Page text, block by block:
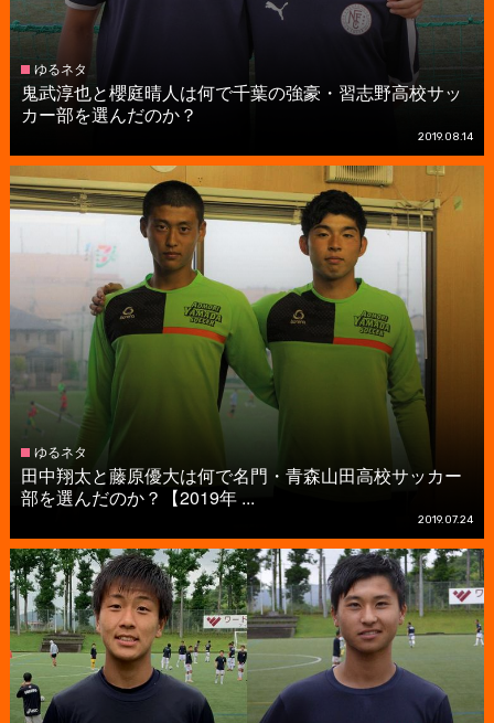
ゆるネタ
鬼武淳也と櫻庭晴人は何で千葉の強豪・習志野高校サッ
カー部を選んだのか？
2019.08.14
ゆるネタ
田中翔太と藤原優大は何で名門・青森山田高校サッカー
部を選んだのか？【2019年 ...
2019.07.24